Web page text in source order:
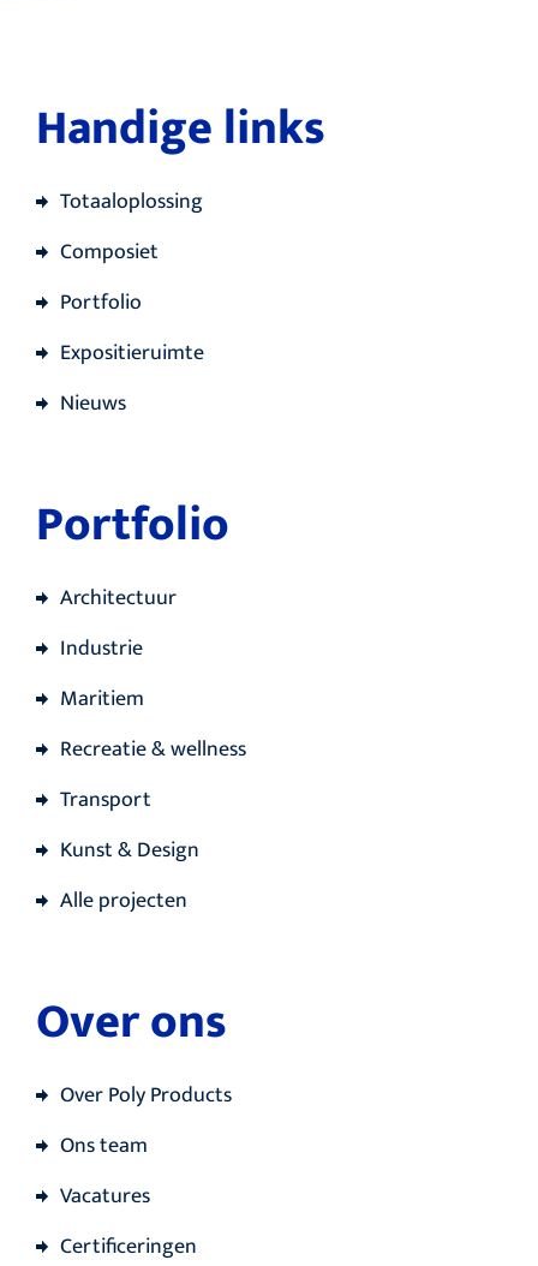
Handige links
Totaaloplossing
Composiet
Portfolio
Expositieruimte
Nieuws
Portfolio
Architectuur
Industrie
Maritiem
Recreatie & wellness
Transport
Kunst & Design
Alle projecten
Over ons
Over Poly Products
Ons team
Vacatures
Certificeringen